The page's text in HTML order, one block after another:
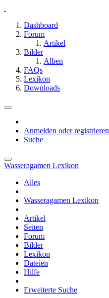
Dashboard
Forum
Artikel
Bilder
Alben
FAQs
Lexikon
Downloads
Anmelden oder registrieren
Suche
Wasseragamen Lexikon
Alles
Wasseragamen Lexikon
Artikel
Seiten
Forum
Bilder
Lexikon
Dateien
Hilfe
Erweiterte Suche